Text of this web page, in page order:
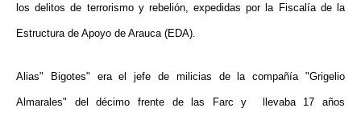
los delitos de terrorismo y rebelión, expedidas por la Fiscalía de la
Estructura de Apoyo de Arauca (EDA).
Alias" Bigotes" era el jefe de milicias de la compañía "Grigelio
Almarales" del décimo frente de las Farc y llevaba 17 años